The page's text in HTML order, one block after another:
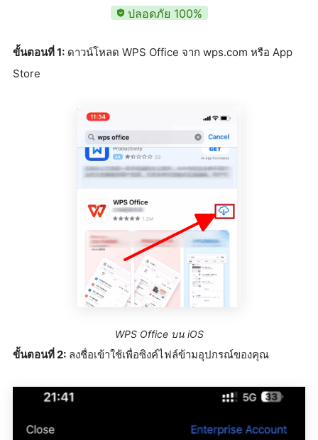
ปลอดภัย 100%
ขั้นตอนที่ 1: ดาวน์โหลด WPS Office จาก wps.com หรือ App
Store
WPS Office บน iOS
ขั้นตอนที่ 2: ลงชื่อเข้าใช้เพื่อซิงค์ไฟล์ข้ามอุปกรณ์ของคุณ